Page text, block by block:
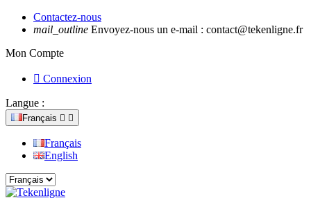
Contactez-nous
mail_outline Envoyez-nous un e-mail : contact@tekenligne.fr
Mon Compte
 Connexion
Langue :
Français  
Français
English